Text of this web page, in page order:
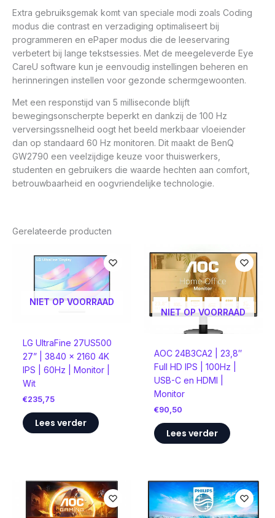
Extra gebruiksgemak komt van speciale modi zoals Coding
modus die contrast en verzadiging optimaliseert bij
programmeren en ePaper modus die de leeservaring
verbetert bij lange tekstsessies. Met de meegeleverde Eye
CareU software kun je eenvoudig instellingen beheren en
herinneringen instellen voor gezonde schermgewoonten.
Met een responstijd van 5 milliseconde blijft
bewegingsonscherpte beperkt en dankzij de 100 Hz
verversingssnelheid oogt het beeld merkbaar vloeiender
dan op standaard 60 Hz monitoren. Dit maakt de BenQ
GW2790 een veelzijdige keuze voor thuiswerkers,
studenten en gebruikers die waarde hechten aan comfort,
betrouwbaarheid en oogvriendelijke technologie.
Gerelateerde producten
NIET OP VOORRAAD
LG UltraFine 27US500
27” | 3840 x 2160 4K
IPS | 60Hz | Monitor |
Wit
€235,75
Lees verder
NIET OP VOORRAAD
AOC 24B3CA2 | 23,8″
Full HD IPS | 100Hz |
USB-C en HDMI |
Monitor
€90,50
Lees verder